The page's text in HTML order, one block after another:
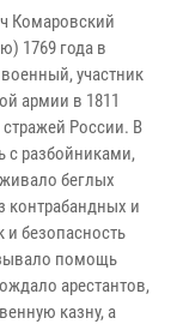
Комаровский
1769 года в
участник
армии в 1811
России. В
с разбойниками,
беглых
контрабандных и
безопасность
помощь
арестантов,
казну, а